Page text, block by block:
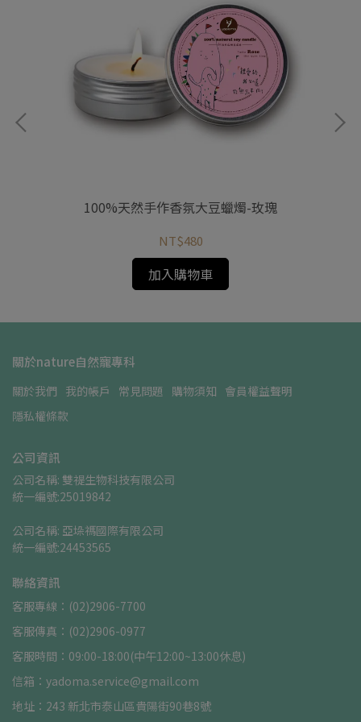
100%天然手作香氛大豆蠟燭-玫瑰
NT$480
加入購物車
關於nature自然寵專科
關於我們 我的帳戶 常見問題 購物須知 會員權益聲明
隱私權條款
公司資訊
公司名稱: 雙禔生物科技有限公司
統一編號:25019842
公司名稱: 亞垛禡國際有限公司
統一編號:24453565
聯絡資訊
客服專線：(02)2906-7700
客服傳真：(02)2906-0977
客服時間：09:00-18:00(中午12:00~13:00休息)
信箱：yadoma.service@gmail.com
地址：243 新北市泰山區貴陽街90巷8號